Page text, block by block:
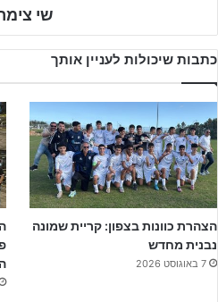
פתח תקווה ברבע השעה האחרונה של
להיכנס למשחק ושתי דקות לסיום
פרוכטמן עומר, הרכש החדש מעירוני
שבכדור חכם מצא אתנאסר עיסא
עם יתרון של האורחים מתל אביב,
0:1.
מכבי פ"ת עולה ליתרון מרגליו של נאסר
המחצית השנייה הייתה במגמה הפוכה
שי
כתבות שיכולות לעניין אותך
הצהרת כוונות בצפון: קריית שמונה
נבנית מחדש
7 באוגוסט 2026